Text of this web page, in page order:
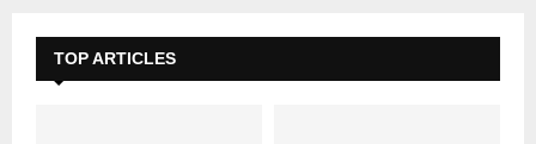
TOP ARTICLES